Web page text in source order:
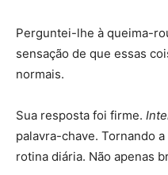
Perguntei-lhe à queima-
sensação de que essas
normais.
Sua resposta foi firme.
palavra-chave. Tornando
rotina diária. Não apenas